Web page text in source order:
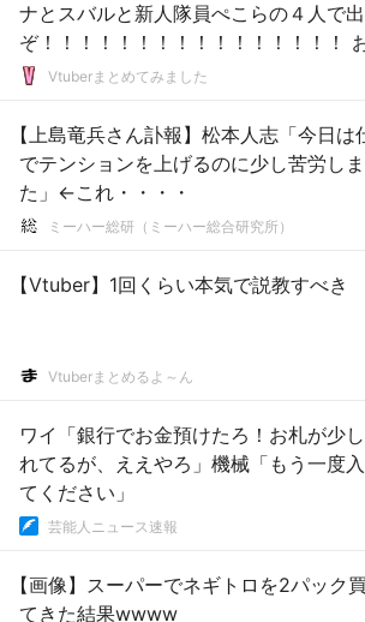
ナとスバルと新人隊員ぺこらの４人で
ぞ！！！！！！！！！！！！！！！！
なん数字出るの確定のメンツやん！！
Vtuberまとめてみました
【上島竜兵さん訃報】松本人志「今日は
でテンションを上げるのに少し苦労し
た」←これ・・・・
ミーハー総研（ミーハー総合研究所）
【Vtuber】1回くらい本気で説教すべき
Vtuberまとめるよ～ん
ワイ「銀行でお金預けたろ！お札が少
れてるが、ええやろ」機械「もう一度
てください」
芸能人ニュース速報
【画像】スーパーでネギトロを2パック
てきた結果wwww